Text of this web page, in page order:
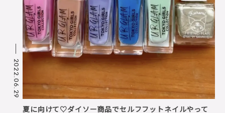
2022.06.29
夏に向けて♡ダイソー商品でセルフフットネイルやって